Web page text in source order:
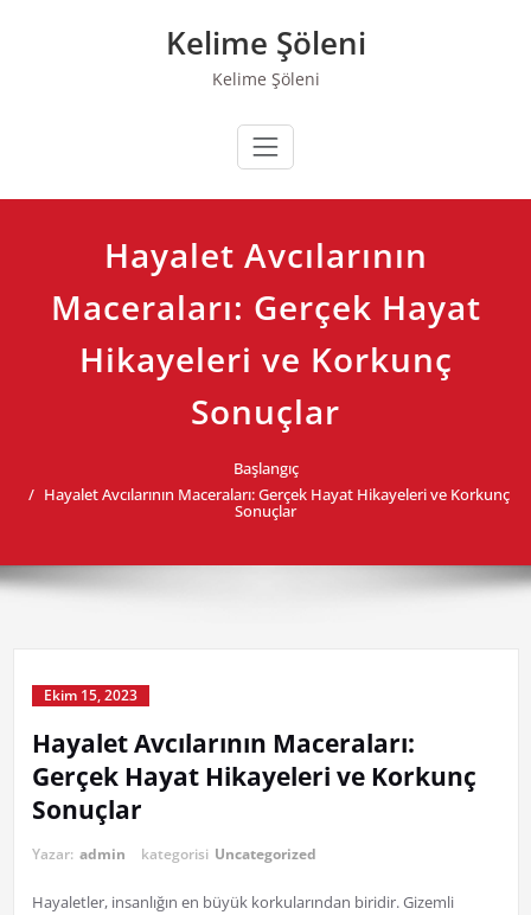
Kelime Şöleni
Kelime Şöleni
Hayalet Avcılarının
Maceraları: Gerçek Hayat
Hikayeleri ve Korkunç
Sonuçlar
Başlangıç
Hayalet Avcılarının Maceraları: Gerçek Hayat Hikayeleri ve Korkunç
Sonuçlar
Ekim 15, 2023
Hayalet Avcılarının Maceraları:
Gerçek Hayat Hikayeleri ve Korkunç
Sonuçlar
Yazar: admin kategorisi Uncategorized
Hayaletler, insanlığın en büyük korkularından biridir. Gizemli